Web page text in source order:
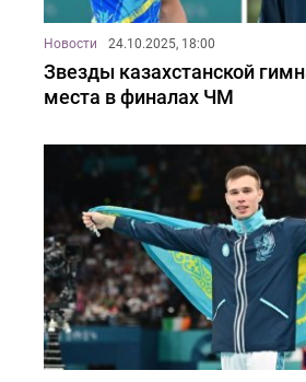
Новости 24.10.2025, 18:00
Звезды казахстанской
места в финалах ЧМ